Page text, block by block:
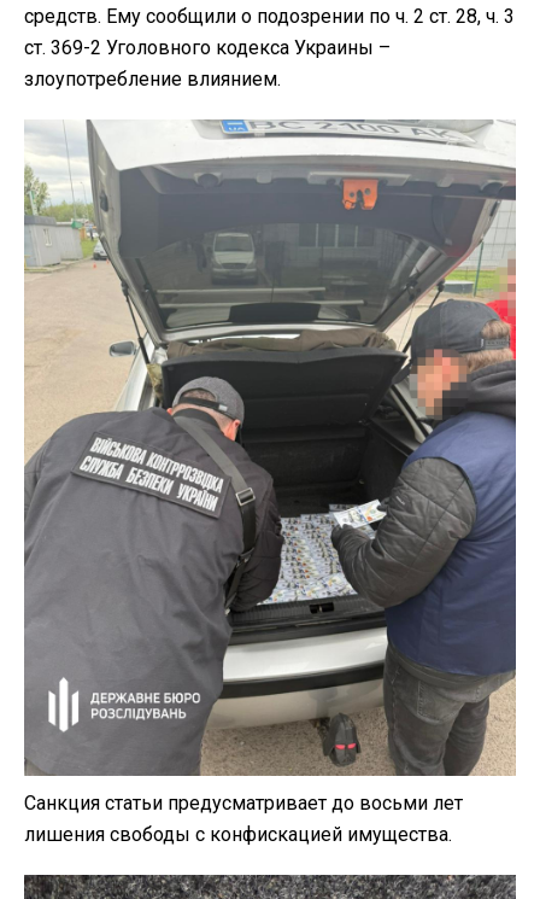
средств. Ему сообщили о подозрении по ч. 2 ст. 28, ч. 3
ст. 369-2 Уголовного кодекса Украины –
злоупотребление влиянием.
Санкция статьи предусматривает до восьми лет
лишения свободы с конфискацией имущества.